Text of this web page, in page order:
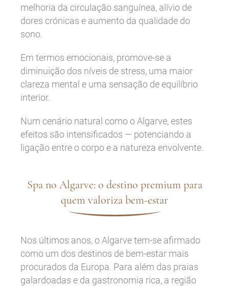
melhoria da circulação sanguínea, alívio de
dores crónicas e aumento da qualidade do
sono.
Em termos emocionais, promove-se a
diminuição dos níveis de stress, uma maior
clareza mental e uma sensação de equilíbrio
interior.
Num cenário natural como o Algarve, estes
efeitos são intensificados — potenciando a
ligação entre o corpo e a natureza envolvente.
Spa no Algarve: o destino premium para
quem valoriza bem-estar
Nos últimos anos, o Algarve tem-se afirmado
como um dos destinos de bem-estar mais
procurados da Europa. Para além das praias
galardoadas e da gastronomia rica, a região